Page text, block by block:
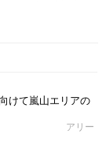
けて嵐山エリアの
アリー